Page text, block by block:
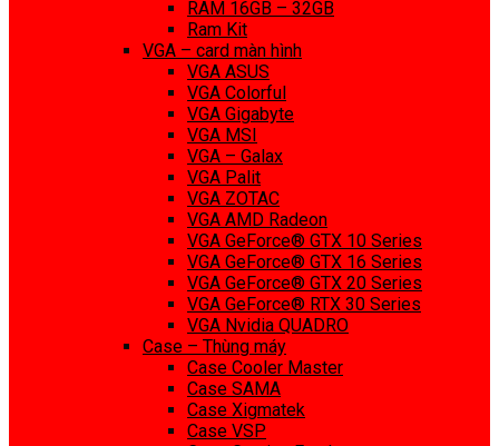
RAM 16GB – 32GB
Ram Kit
VGA – card màn hình
VGA ASUS
VGA Colorful
VGA Gigabyte
VGA MSI
VGA – Galax
VGA Palit
VGA ZOTAC
VGA AMD Radeon
VGA GeForce® GTX 10 Series
VGA GeForce® GTX 16 Series
VGA GeForce® GTX 20 Series
VGA GeForce® RTX 30 Series
VGA Nvidia QUADRO
Case – Thùng máy
Case Cooler Master
Case SAMA
Case Xigmatek
Case VSP